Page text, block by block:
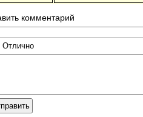
комментарий
Отлично